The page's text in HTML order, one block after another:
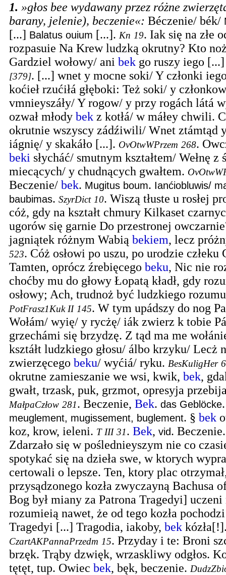
1. »głos bee wydawany przez różne
barany, jelenie), beczenie«: Béczenie/ bék/
[...] Balatus ouium [...]. Kn 19. Iak się na złe
rozpasuie Na Krew ludzką okrutny? Kto
Gardziel wołowy/ ani bek go ruszy iego
[379]. [...] wnet y mocne soki/ Y członki
koćieł rzućiłá głęboki: Też soki/ y
vmnieyszáły/ Y rogow/ y przy rogách látá
ozwał młody bek z kotłá/ w máłey chwili.
okrutnie wszyscy zádźiwili/ Wnet ztámtąd
iágnię/ y skakáło [...]. OvOtwWPrzem 268.
beki słycháć/ smutnym kształtem/ Wełnę z
miecących/ y chudnących gwałtem.
Beczenie/ bek. Mugitus boum. Ianćiobluwis/
baubimas. SzyrDict 10. Wiszą tłuste u rosłej
cóż, gdy na kształt chmury Kilkaset
ugorów się garnie Do przestronej
jagniątek różnym Wabią bekiem, lecz
523. Cóż osłowi po uszu, po urodzie człeku
Tamten, oprócz źrebięcego beku, Nic nie
choćby mu do głowy Łopatą kładł, gdy
osłowy; Ach, trudnoż być ludzkiego
PotFrasz1Kuk II 145. W tym upádszy do nog
Wołám/ wyię/ y rycżę/ iák zwierz k tobie
grzechámi się brzydzę. Z tąd ma me
ksztáłt ludzkiego głosu/ álbo krzyku/ Lecż
zwierzęcego beku/ wyćiá/ ryku. BesKuligHer
okrutne zamieszanie we wsi, kwik, bek,
gwałt, trzask, puk, grzmot, opresyja
MałpaCzłow 281. Beczenie, Bek. das Geblöcke
meuglement, mugissement, buglement. § bek
koz, krow, ieleni. T III 31. Bek, vid. Beczenie.
Zdarzało się w poślednieyszym nie co
spotykać się na dzieła swe, w ktorych
certowali o lepsze. Ten, ktory plac
przysądzonego kozła zwyczayną Bachusa
Bog był miany za Patrona Tragedyi]
rozumieią nawet, że od tego kozła
Tragedyi [...] Tragodia, iakoby, bek
CzartAKPannaPrzedm 15. Przyday i te: Broni
brzęk. Trąby dzwięk, wrzaskliwy odgłos.
tętęt, tup. Owiec bek, bęk, beczenie.